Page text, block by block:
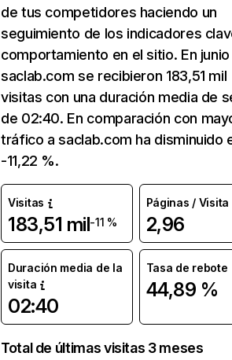
de tus competidores haciendo un
seguimiento de los indicadores
comportamiento en el sitio. En junio
saclab.com se recibieron 183,51 mil
visitas con una duración media de
de 02:40. En comparación con
tráfico a saclab.com ha disminuido
-11,22 %.
Visitas
183,51 mil-11 %
Páginas / Visita
2,96
Duración media de la
visita
02:40
Tasa de rebote
44,89 %
Total de últimas visitas 3 meses